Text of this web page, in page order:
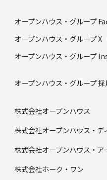
オープンハウス・グループ
オープンハウス・グループ X
オープンハウス・グループ
オープンハウス・グループ
株式会社オープンハウス
株式会社オープンハウス・デ
株式会社オープンハウス・ア
株式会社ホーク・ワン